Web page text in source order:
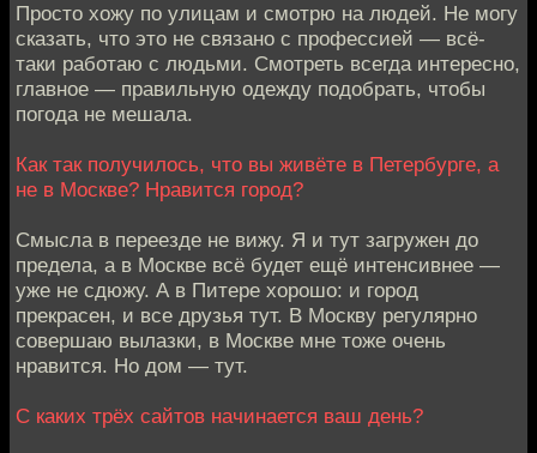
Просто хожу по улицам и смотрю на людей. Не могу
сказать, что это не связано с профессией — всё-
таки работаю с людьми. Смотреть всегда интересно,
главное — правильную одежду подобрать, чтобы
погода не мешала.
Как так получилось, что вы живёте в Петербурге, а
не в Москве? Нравится город?
Смысла в переезде не вижу. Я и тут загружен до
предела, а в Москве всё будет ещё интенсивнее —
уже не сдюжу. А в Питере хорошо: и город
прекрасен, и все друзья тут. В Москву регулярно
совершаю вылазки, в Москве мне тоже очень
нравится. Но дом — тут.
С каких трёх сайтов начинается ваш день?